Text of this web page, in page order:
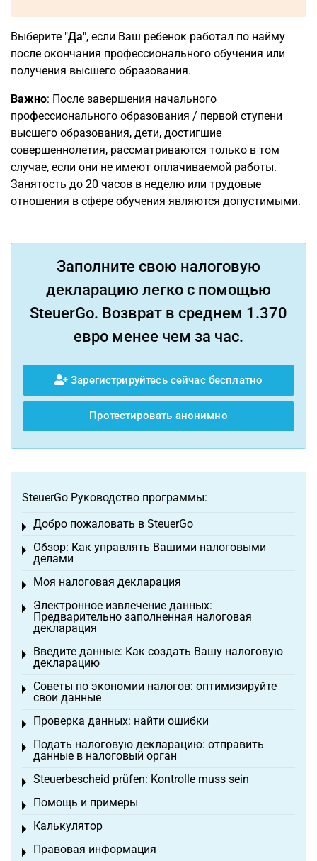
Выберите "Да", если Ваш ребенок работал по найму
после окончания профессионального обучения или
получения высшего образования.
Важно: После завершения начального
профессионального образования / первой ступени
высшего образования, дети, достигшие
совершеннолетия, рассматриваются только в том
случае, если они не имеют оплачиваемой работы.
Занятость до 20 часов в неделю или трудовые
отношения в сфере обучения являются допустимыми.
Заполните свою налоговую
декларацию легко с помощью
SteuerGo. Возврат в среднем 1.370
евро менее чем за час.
Зарегистрируйтесь сейчас бесплатно
Протестировать анонимно
SteuerGo Руководство программы:
Добро пожаловать в SteuerGo
Toggle menu
Обзор: Как управлять Вашими налоговыми
делами
Toggle menu
Моя налоговая декларация
Toggle menu
Электронное извлечение данных:
Предварительно заполненная налоговая
декларация
Toggle menu
Введите данные: Как создать Вашу налоговую
декларацию
Toggle menu
Советы по экономии налогов: оптимизируйте
свои данные
Toggle menu
Проверка данных: найти ошибки
Toggle menu
Подать налоговую декларацию: отправить
данные в налоговый орган
Toggle menu
Steuerbescheid prüfen: Kontrolle muss sein
Toggle menu
Помощь и примеры
Toggle menu
Калькулятор
Toggle menu
Правовая информация
Toggle menu